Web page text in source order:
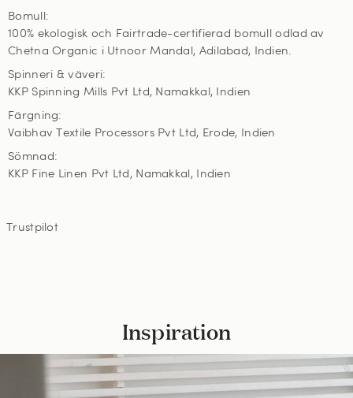
Bomull:
100% ekologisk och Fairtrade-certifierad bomull odlad av
Chetna Organic i Utnoor Mandal, Adilabad, Indien.
Spinneri & väveri:
KKP Spinning Mills Pvt Ltd, Namakkal, Indien
Färgning:
Vaibhav Textile Processors Pvt Ltd, Erode, Indien
Sömnad:
KKP Fine Linen Pvt Ltd, Namakkal, Indien
Trustpilot
Inspiration